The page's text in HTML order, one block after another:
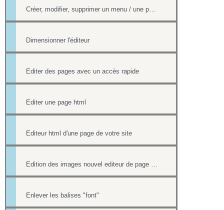
Créer, modifier, supprimer un menu / une page
Dimensionner l'éditeur
Editer des pages avec un accès rapide
Editer une page html
Editeur html d'une page de votre site
Edition des images nouvel editeur de page html
Enlever les balises "font"